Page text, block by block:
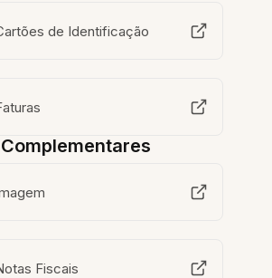
de Identificação
Fiscais